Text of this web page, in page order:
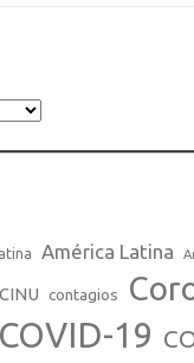
América Latina
CINU contagios
COVID-19